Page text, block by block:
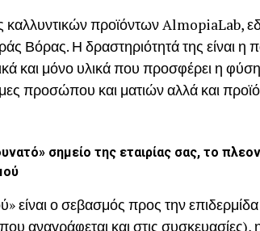
καλλυντικών προϊόντων AlmopiaLab,
Βόρας. Η δραστηριότητά της είναι
και μόνο υλικά που προσφέρει η
προσώπου και ματιών αλλά και
σημείο της εταιρίας σας, το
είναι ο σεβασμός προς την
αναγράφεται και στις